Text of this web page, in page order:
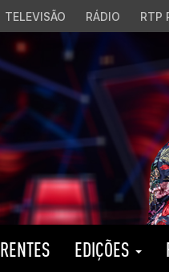
TELEVISÃO RÁDIO RTP
EDIÇÕES